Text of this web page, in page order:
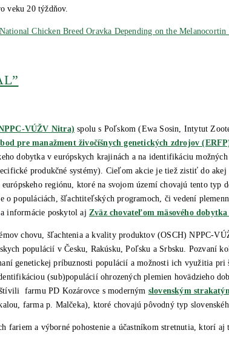
veku 20 týždňov.
Chicken Breed Oravka Depending on the Melanocortin
VÚŽV Nitra) spolu s Poľskom (Ewa Sosin, Intytut
pre manažment živočíšnych genetických zdrojov
dobytka v európskych krajinách a na identifikáciu
produkčné systémy). Cieľom akcie je tiež zistiť do
regiónu, ktoré na svojom území chovajú tento typ
populáciách, šľachtiteľských programoch, či vedení
informácie poskytol ajZväz chovateľom mäsového
chovu, šľachtenia a kvality produktov (OSCH) NPPC-
populácií v Česku, Rakúsku, Poľsku a Srbsku. Pozvaní
genetickej príbuznosti populácií a možnosti ich využitia
(sub)populácií ohrozených plemien hovädzieho
farmu PD Kozárovce s moderným slovenským
farma p. Malčeka), ktoré chovajú pôvodný typ
fariem a výborné pohostenie a účastníkom stretnutia, ktorí